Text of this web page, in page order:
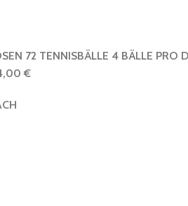
72 TENNISBÄLLE 4 BÄLLE PRO
€